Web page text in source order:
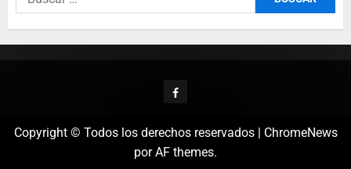
Copyright © Todos los derechos reservados
ChromeNews
por AF themes.